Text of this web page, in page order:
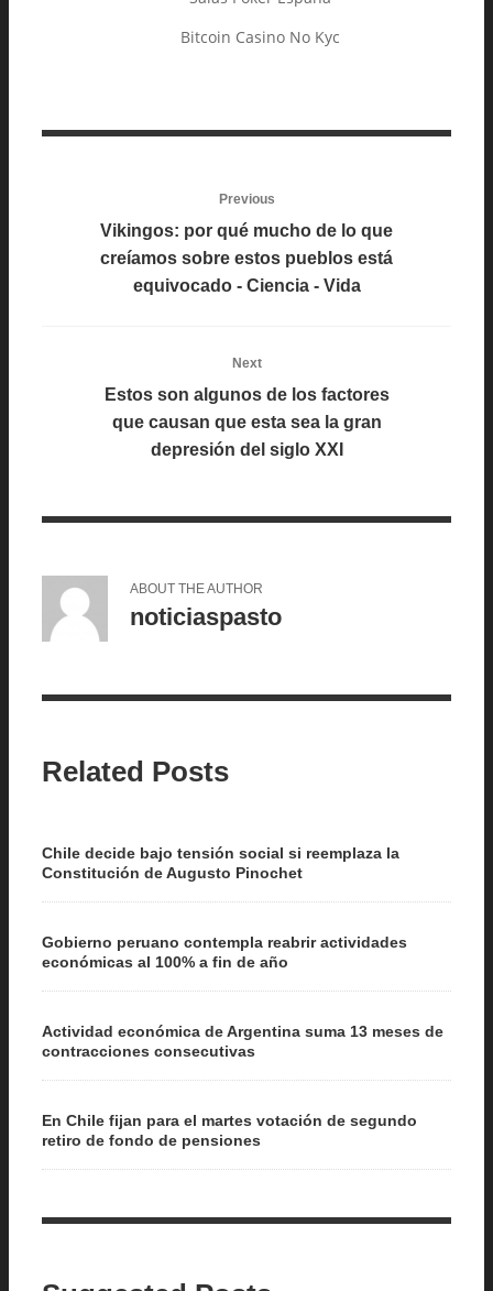
Bitcoin Casino No Kyc
Previous
Vikingos: por qué mucho de lo que
creíamos sobre estos pueblos está
equivocado - Ciencia - Vida
Next
Estos son algunos de los factores
que causan que esta sea la gran
depresión del siglo XXI
ABOUT THE AUTHOR
noticiaspasto
Related Posts
Chile decide bajo tensión social si reemplaza la
Constitución de Augusto Pinochet
Gobierno peruano contempla reabrir actividades
económicas al 100% a fin de año
Actividad económica de Argentina suma 13 meses de
contracciones consecutivas
En Chile fijan para el martes votación de segundo
retiro de fondo de pensiones